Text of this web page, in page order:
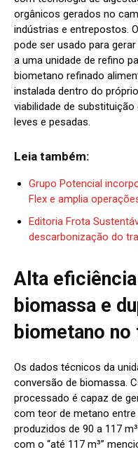
orgânicos gerados no
indústrias e entrepostos.
pode ser usado para
a uma unidade de refino
biometano refinado
instalada dentro do
viabilidade de
leves e pesadas.
Leia também:
Grupo Potencial
Flex e amplia
Editoria Frota
descarbonização do
Alta
biomassa e
biometano
Os dados técnicos da
conversão de biomassa.
processado é capaz de
com teor de metano entre
produzidos de 90 a 117
com o “até 117 m³”